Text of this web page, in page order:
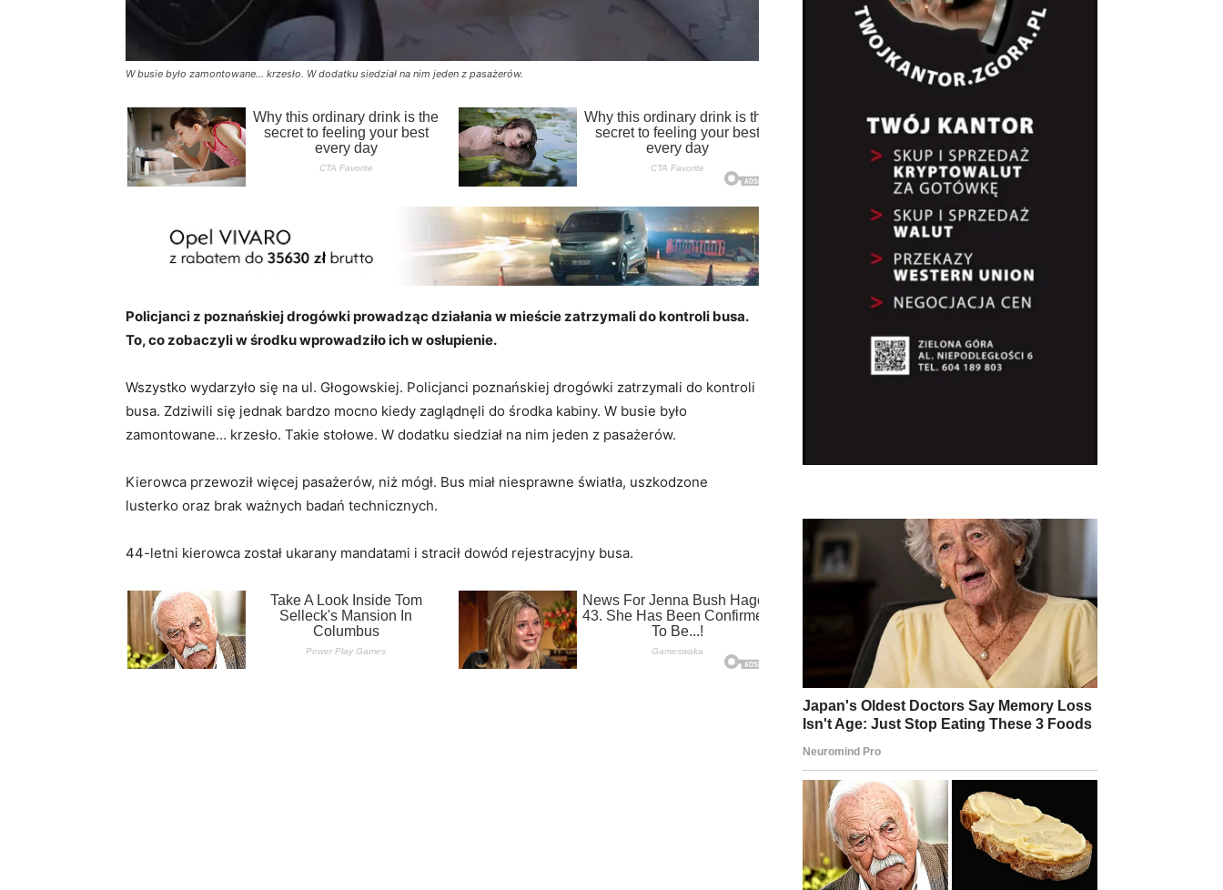
W busie było zamontowane… krzesło. W dodatku siedział na nim jeden z pasażerów.
Policjanci z poznańskiej drogówki prowadząc działania w mieście zatrzymali do kontroli busa.
To, co zobaczyli w środku wprowadziło ich w osłupienie.
Wszystko wydarzyło się na ul. Głogowskiej. Policjanci poznańskiej drogówki zatrzymali do kontroli
busa. Zdziwili się jednak bardzo mocno kiedy zaglądnęli do środka kabiny. W busie było
zamontowane… krzesło. Takie stołowe. W dodatku siedział na nim jeden z pasażerów.
Kierowca przewoził więcej pasażerów, niż mógł. Bus miał niesprawne światła, uszkodzone
lusterko oraz brak ważnych badań technicznych.
44-letni kierowca został ukarany mandatami i stracił dowód rejestracyjny busa.